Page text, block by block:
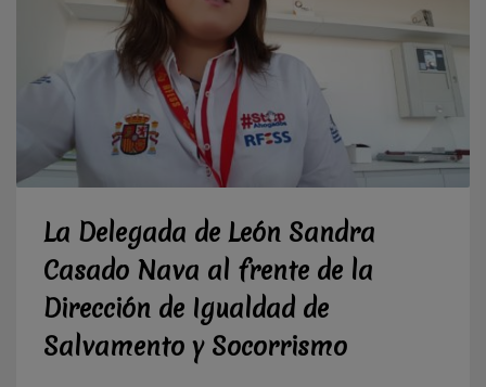
La Delegada de León Sandra
Casado Nava al frente de la
Dirección de Igualdad de
Salvamento y Socorrismo